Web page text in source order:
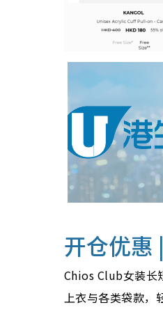
开仓优惠 |
Chios Club女装长
上衣与各类袋款，